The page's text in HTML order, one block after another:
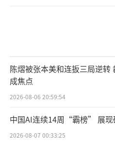
在上市公司加快推
易所的重组问询效率进
司收购未盈利资产的情
司说明拟购标的的未来
件，以及标的公司亏损
所处行业的未来发展趋势
陈熠被张本美和连扳三局逆转
成焦点
2026-08-06 20:59:54
中国AI连续14周“霸榜” 展现
2026-08-07 00:33:25